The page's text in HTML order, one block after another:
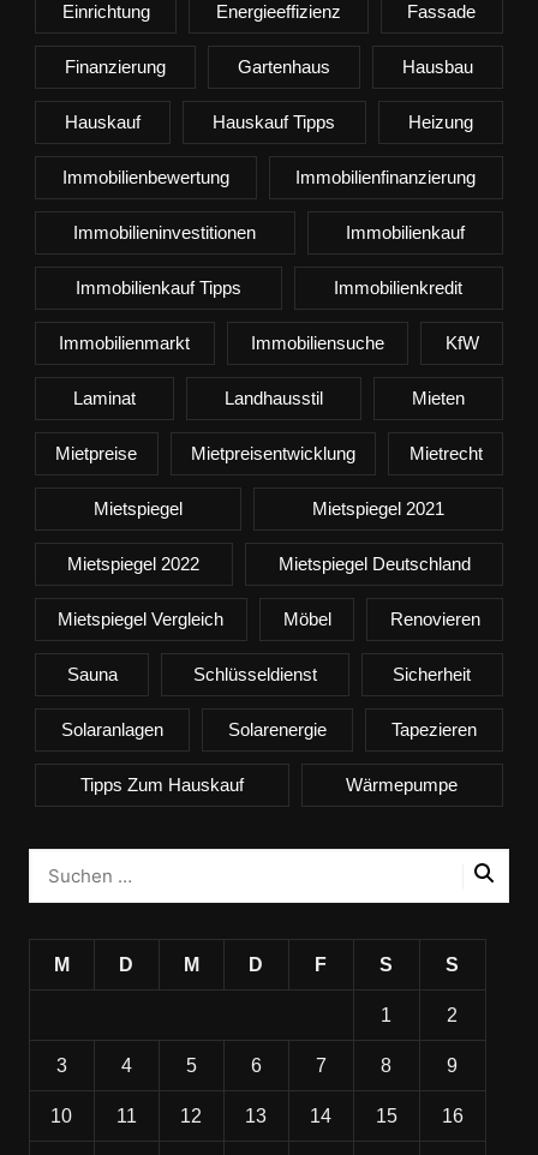
Einrichtung Energieeffizienz Fassade
Finanzierung Gartenhaus Hausbau
Hauskauf Hauskauf Tipps Heizung
Immobilienbewertung Immobilienfinanzierung
Immobilieninvestitionen Immobilienkauf
Immobilienkauf Tipps Immobilienkredit
Immobilienmarkt Immobiliensuche KfW
Laminat Landhausstil Mieten
Mietpreise Mietpreisentwicklung Mietrecht
Mietspiegel Mietspiegel 2021
Mietspiegel 2022 Mietspiegel Deutschland
Mietspiegel Vergleich Möbel Renovieren
Sauna Schlüsseldienst Sicherheit
Solaranlagen Solarenergie Tapezieren
Tipps Zum Hauskauf Wärmepumpe
M D M D F S S
1 2
3 4 5 6 7 8 9
10 11 12 13 14 15 16